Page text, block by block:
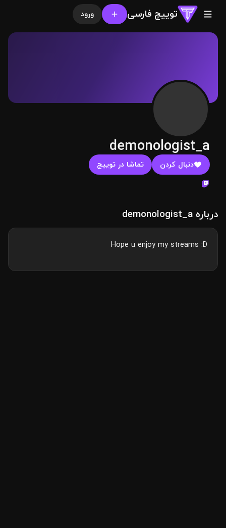
توییچ فارسی ورود
demonologist_a
دنبال کردن تماشا در توییچ
درباره demonologist_a
Hope u enjoy my streams :D